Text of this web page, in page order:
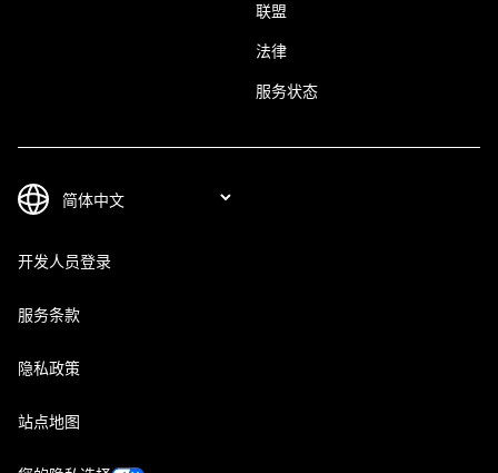
联盟
法律
服务状态
开发人员登录
服务条款
隐私政策
站点地图